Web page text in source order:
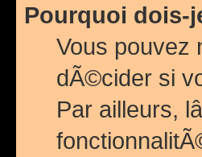
Pourquoi dois-
Vous pouvez
dÃ©cider si
Par ailleurs,